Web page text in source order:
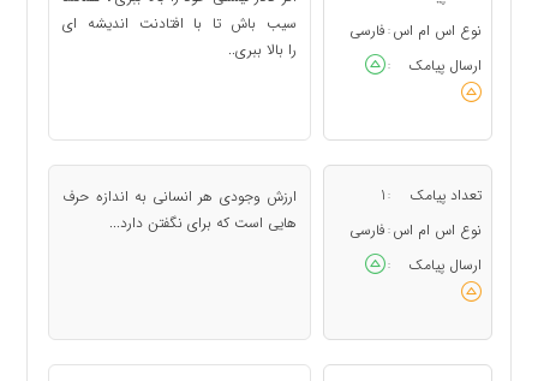
نوع اس ام اس : فارسی
ارسال پیامک
:
سیب باش تا با افتادنت اندیشه ای
را بالا ببری..
تعداد پیامک :
1
نوع اس ام اس : فارسی
ارسال پیامک
:
ارزش وجودی هر انسانی به اندازه حرف
هایی است که برای نگفتن دارد...